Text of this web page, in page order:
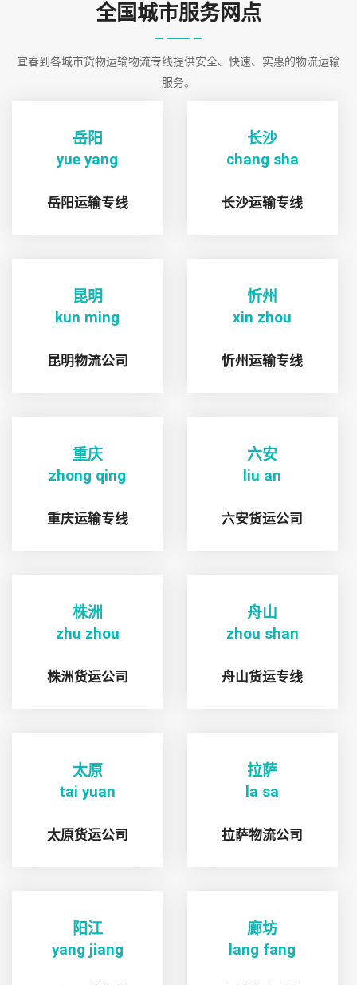
全国城市服务网点
宜春到各城市货物运输物流专线提供安全、快速、实惠的物流运输
服务。
岳阳
yue yang
岳阳运输专线
长沙
chang sha
长沙运输专线
昆明
kun ming
昆明物流公司
忻州
xin zhou
忻州运输专线
重庆
zhong qing
重庆运输专线
六安
liu an
六安货运公司
株洲
zhu zhou
株洲货运公司
舟山
zhou shan
舟山货运专线
太原
tai yuan
太原货运公司
拉萨
la sa
拉萨物流公司
阳江
yang jiang
廊坊
lang fang